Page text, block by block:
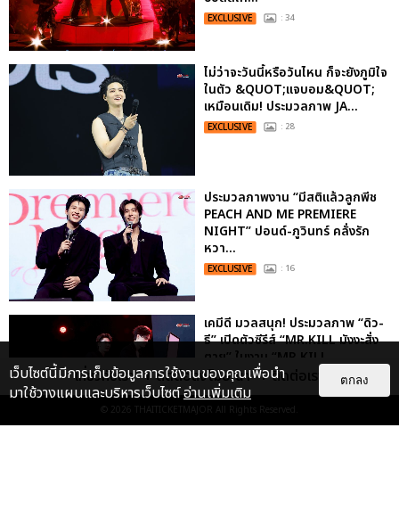
EXCLUSIVE : 34
ไม่ว่าจะวันนี้หรือวันไหน ก็จะยังภูมิใจ
ในตัว &QUOT;แจบอม&QUOT;
เหมือนเดิม! ประมวลภาพ JA...
EXCLUSIVE : 28
ประมวลภาพงาน “มีสติแล้วลูกพีช
PEACH AND ME PREMIERE
NIGHT” ปอนด์-ภูวินทร์ คลั่งรัก
หวา...
EXCLUSIVE : 16
เคมีดี มวลสนุก! ประมวลภาพ “ดิว-
ธี” เปิดตัวซีรีส์ “MR.KILL มังงะสั่ง
ตาย” ในงาน “MR.KILL...
EXCLUSIVE : 14
เกี่ยวกับเรา ติดต่อลงโฆษณา ติดต่อเรา
© 2026 THAITICKETMAJOR All Rights Reserved.
เว็บไซต์นี้มีการเก็บข้อมูลการใช้งานของคุณเพื่อนำ
มาใช้วางแผนและบริหารเว็บไซต์อ่านเพิ่มเติม
ตกลง